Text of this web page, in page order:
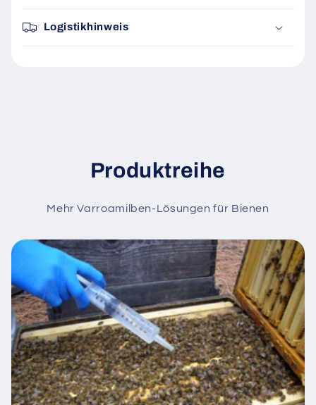
Logistikhinweis
Produktreihe
Mehr Varroamilben-Lösungen für Bienen